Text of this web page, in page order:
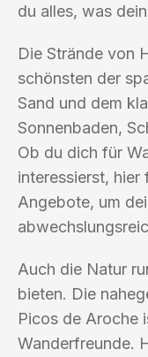
du alles, was
Die Strände von
schönsten der
Sand und dem
Sonnenbaden,
Ob du dich für
interessierst,
Angebote, um
Auch die Natur
bieten. Die
Picos de Aroche
Wanderfreunde.